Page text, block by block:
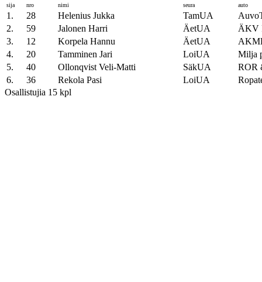
sija nro nimi seura auto
1. 28 Helenius Jukka TamUA
2.
59 Jalonen Harri ÄetUA
ÄKV
3.
12 Korpela Hannu ÄetUA
4.
20 Tamminen Jari LoiUA
Milja
5.
40 Ollonqvist Veli-Matti SäkUA
ROR
6.
36 Rekola Pasi LoiUA
Osallistujia 15 kpl